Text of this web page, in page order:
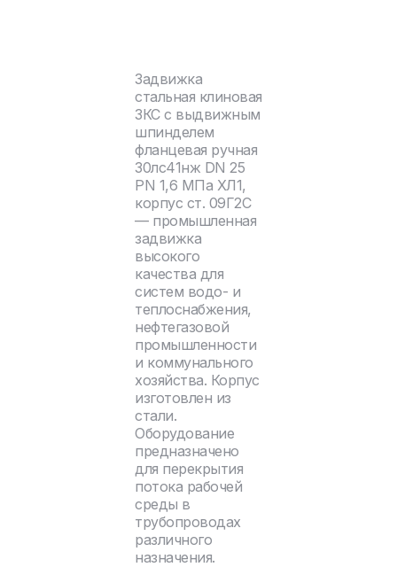
Задвижка
стальная клиновая
ЗКС с выдвижным
шпинделем
фланцевая ручная
30лс41нж DN 25
PN 1,6 МПа ХЛ1,
корпус ст. 09Г2С
— промышленная
задвижка
высокого
качества для
систем водо- и
теплоснабжения,
нефтегазовой
промышленности
и коммунального
хозяйства. Корпус
изготовлен из
стали.
Оборудование
предназначено
для перекрытия
потока рабочей
среды в
трубопроводах
различного
назначения.